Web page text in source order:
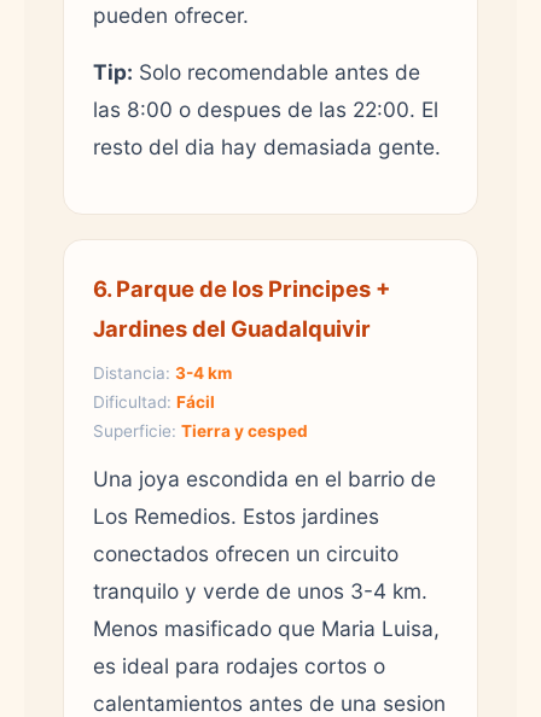
pueden ofrecer.
Tip: Solo recomendable antes de
las 8:00 o despues de las 22:00. El
resto del dia hay demasiada gente.
6. Parque de los Principes +
Jardines del Guadalquivir
Distancia: 3-4 km
Dificultad: Fácil
Superficie: Tierra y cesped
Una joya escondida en el barrio de
Los Remedios. Estos jardines
conectados ofrecen un circuito
tranquilo y verde de unos 3-4 km.
Menos masificado que Maria Luisa,
es ideal para rodajes cortos o
calentamientos antes de una sesion